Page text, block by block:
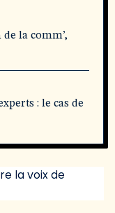
la comm’,
: le cas de